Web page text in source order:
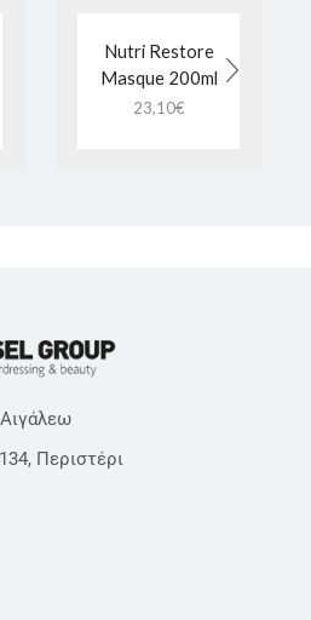
Nutri Restore
Masque 200ml
23,10€
Περιστέρι